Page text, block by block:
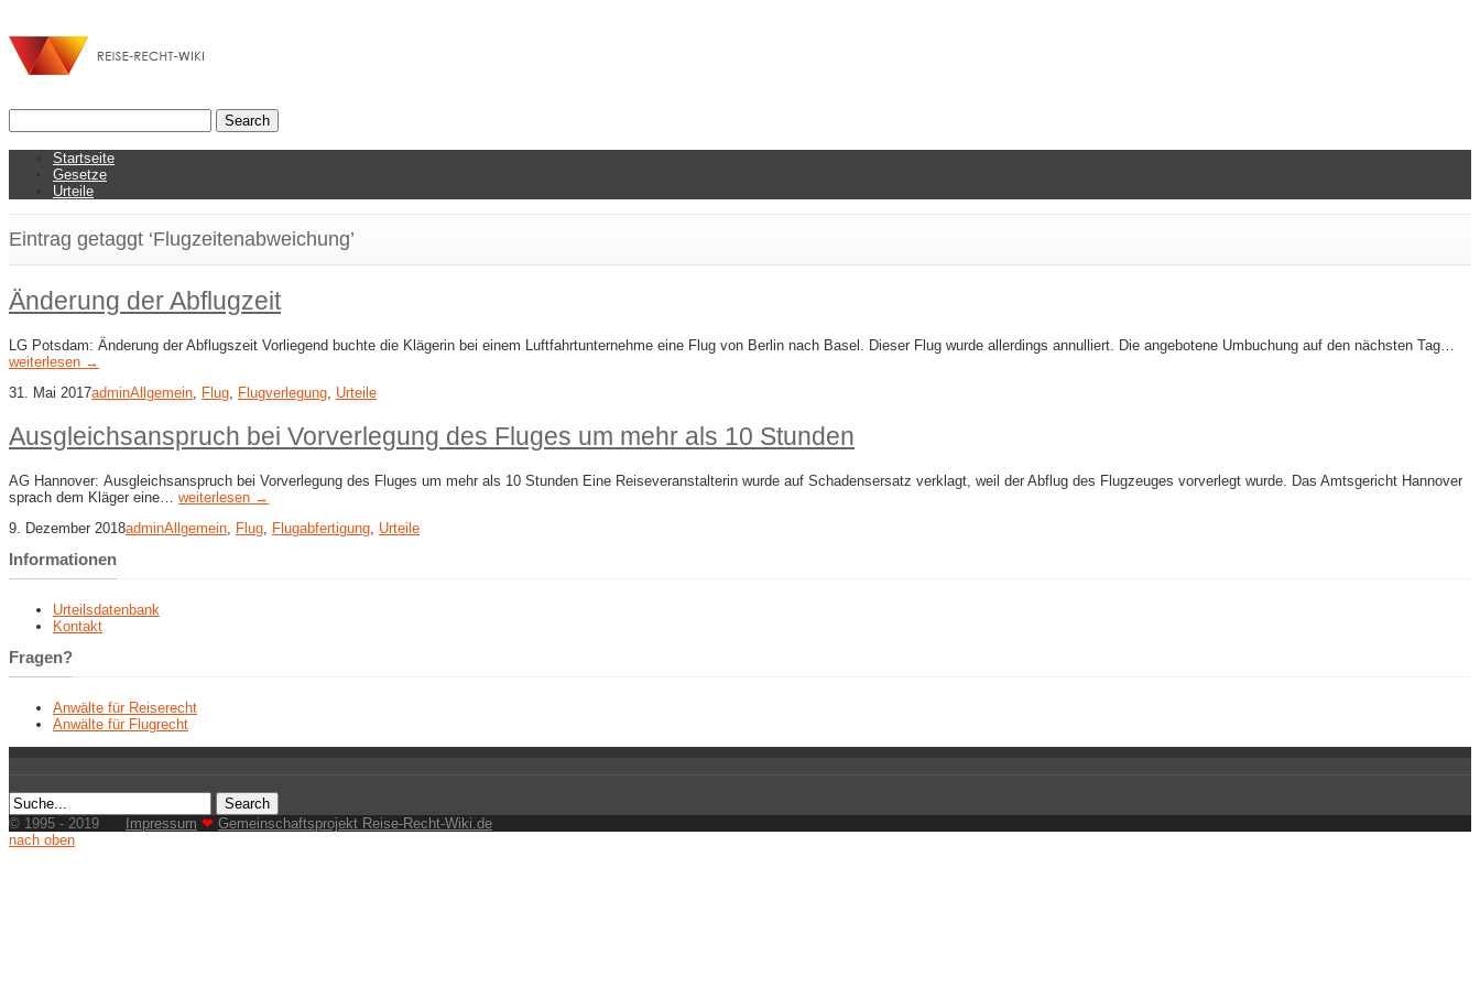
Startseite
Gesetze
Urteile
Eintrag getaggt ‘Flugzeitenabweichung’
Änderung der Abflugzeit
LG Potsdam: Änderung der Abflugszeit Vorliegend buchte die Klägerin bei einem Luftfahrtunternehme eine Flug von Berlin nach Basel. Dieser Flug wurde allerdings annulliert. Die angebotene Umbuchung auf den nächsten Tag…
weiterlesen →
31. Mai 2017adminAllgemein, Flug, Flugverlegung, Urteile
Ausgleichsanspruch bei Vorverlegung des Fluges um mehr als 10 Stunden
AG Hannover: Ausgleichsanspruch bei Vorverlegung des Fluges um mehr als 10 Stunden Eine Reiseveranstalterin wurde auf Schadensersatz verklagt, weil der Abflug des Flugzeuges vorverlegt wurde. Das Amtsgericht Hannover
sprach dem Kläger eine… weiterlesen →
9. Dezember 2018adminAllgemein, Flug, Flugabfertigung, Urteile
Informationen
Urteilsdatenbank
Kontakt
Fragen?
Anwälte für Reiserecht
Anwälte für Flugrecht
© 1995 - 2019 Impressum ❤ Gemeinschaftsprojekt Reise-Recht-Wiki.de
nach oben